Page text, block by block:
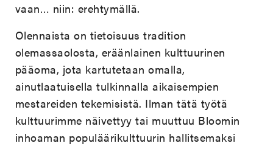
vaan… niin: erehtymällä.
Olennaista on tietoisuus tradition
olemassaolosta, eräänlainen kulttuurinen
pääoma, jota kartutetaan omalla,
ainutlaatuisella tulkinnalla aikaisempien
mestareiden tekemisistä. Ilman tätä työtä
kulttuurimme näivettyy tai muuttuu Bloomin
inhoaman populäärikulttuurin hallitsemaksi